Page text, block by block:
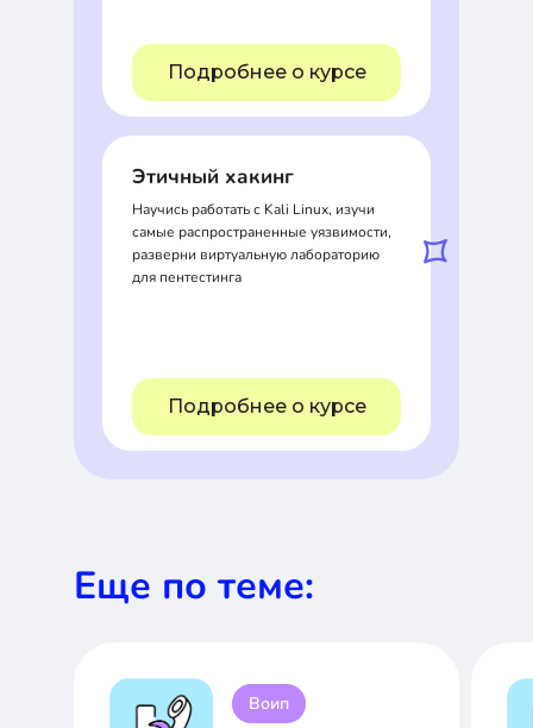
Подробнее о курсе
Этичный хакинг
Научись работать с Kali Linux, изучи
самые распространенные уязвимости,
разверни виртуальную лабораторию
для пентестинга
Подробнее о курсе
Еще по теме:
Воип